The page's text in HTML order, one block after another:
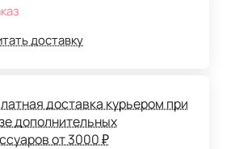
доставку
доставка курьером при
дополнительных
от 3000 ₽